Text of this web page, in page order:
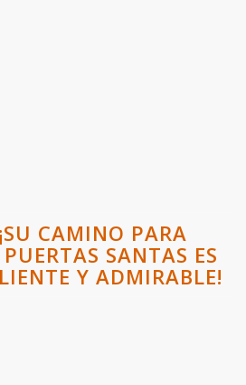
CAMINO PARA
SANTAS ES
Y ADMIRABLE!